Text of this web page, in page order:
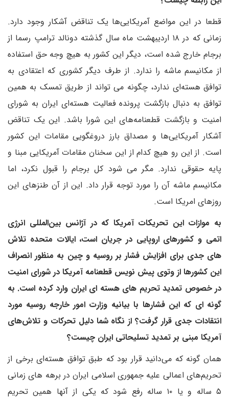
قطعا در این مواضع آمریکایی‌ها یک تناقض آشکار وجود دارد.
زمانی که در ۱۸ اردیبهشت ماه سال گذشته دونالد ترامپ رسما از
برجام خارج شده است، دیگر این کشور به هیچ وجه حق استفاده
از مکانیسم ماشه را ندارد. از طرف دیگر کشوری که اعتقادی به
توافق هسته‌ای ندارد، چگونه می تواند از طریق تمسک به همین
توافق به دنبال بازگشت پرونده فعالیت هسته‌ای ایران به شورای
امنیت و بازگشت قطعنامه‌های این شورا باشد. این یک تناقض
آشکار آمریکایی‌ها و مصداق بارز دروغگویی مقامات این کشور
است. از این رو هیچ کدام از این سخنان مقامات آمریکایی مبنا و
پایه حقوقی ندارد. مگر می شود کل برجام را قبول نکرد، اما
مکانیسم ماشه آن را مورد توجه قرار داد. این از آن طنزهای این
روزهای امریکا است.
به موازات این تحریکات آمریکا که در آژانس بین‌المللی انرژی
اتمی و کشورهای اروپایی در جریان است، ایالات متحده تلاش
های جدی برای افزایش فشار بر روسیه و چین به منظور انصراف
این کشورها از وتوی پیش نویس قطعنامه آمریکا در شورای امنیت
در خصوص تمدید تحریم های هسته ای ایران وارد کرده است. به
گونه ای که این فشارها با بیانیه وزارت امور خارجه روسیه مورد
انتقادات جدی قرار گرفت؟ از نگاه شما دلیل تحرکات و تلاش‌های
آمریکا مبنی بر تمدید تسلیحاتی ایران چیست؟
همان گونه که می‌دانید قرار بود که طبق توافق هسته‌ای برخی از
تحریم‌های اعمالی علیه جمهوری اسلامی ایران در برهه های زمانی
۵ ساله و یا ۱۰ ساله رفع شود که یکی از آنها همین تحریم